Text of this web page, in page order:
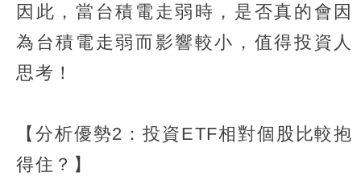
因此，當台積電走弱時，是否真的會因
為台積電走弱而影響較小，值得投資人
思考！
【分析優勢2：投資ETF相對個股比較抱
得住？】